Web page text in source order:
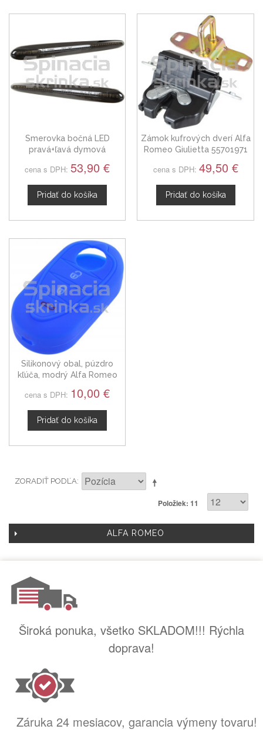
Smerovka bočná LED
pravá+ľavá dymová
Giulietta 10-20
cena s DPH: 53,90 €
Pridať do košíka
Zámok kufrových dverí Alfa
Romeo Giulietta 55701971
cena s DPH: 49,50 €
Pridať do košíka
Silikonový obal, púzdro
kľúča, modrý Alfa Romeo
cena s DPH: 10,00 €
Pridať do košíka
ZORADIŤ PODĽA
Položiek: 11
ALFA ROMEO
Široká ponuka, všetko SKLADOM!!! Rýchla
doprava!
Záruka 24 mesiacov, garancia výmeny tovaru!